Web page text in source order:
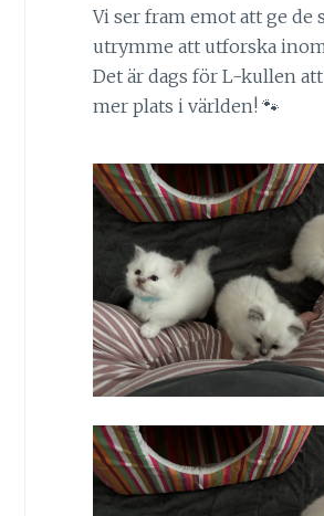
Vi ser fram emot att ge de
utrymme att utforska
Det är dags för L-kullen
mer plats i världen! 🐾